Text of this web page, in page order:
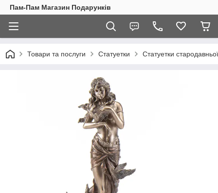
Пам-Пам Магазин Подарунків
Товари та послуги Статуетки Статуетки